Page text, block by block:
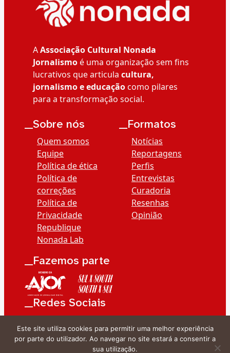
AAssociação Cultural Nonada
Jornalismoé uma organização sem fins
lucrativos que articula cultura,
jornalismo e educaçãocomo pilares
para a transformação social.
__Sobre nós
Quem somos
Equipe
Política de ética
Política de
correções
Política de
Privacidade
Republique
Nonada Lab
__Formatos
Notícias
Reportagens
Perfis
Entrevistas
Curadoria
Resenhas
Opinião
__Fazemos parte
__Redes Sociais
Este site utiliza cookies para permitir uma melhor experiência
por parte do utilizador. Ao navegar no site estará a consentir a
sua utilização.